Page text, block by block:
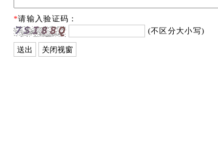
*请输入验证码：
(不区分大小写)